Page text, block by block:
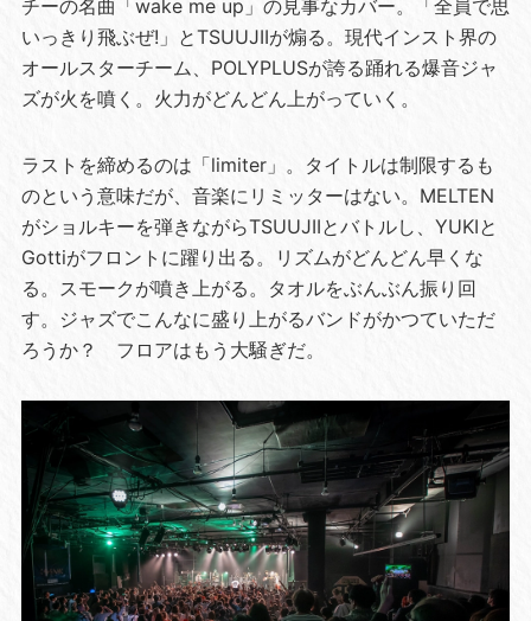
チーの名曲「wake me up」の見事なカバー。「全員で思
いっきり飛ぶぜ!」とTSUUJIIが煽る。現代インスト界の
オールスターチーム、POLYPLUSが誇る踊れる爆音ジャ
ズが火を噴く。火力がどんどん上がっていく。
ラストを締めるのは「limiter」。タイトルは制限するも
のという意味だが、音楽にリミッターはない。MELTEN
がショルキーを弾きながらTSUUJIIとバトルし、YUKIと
Gottiがフロントに躍り出る。リズムがどんどん早くな
る。スモークが噴き上がる。タオルをぶんぶん振り回
す。ジャズでこんなに盛り上がるバンドがかつていただ
ろうか？ フロアはもう大騒ぎだ。